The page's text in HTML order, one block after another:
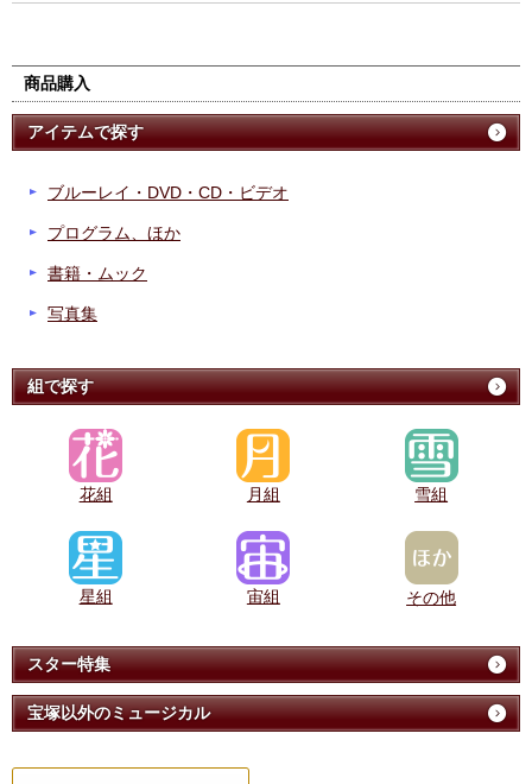
商品購入
アイテムで探す
ブルーレイ・DVD・CD・ビデオ
プログラム、ほか
書籍・ムック
写真集
組で探す
花組 月組 雪組
星組 宙組 その他
スター特集
宝塚以外のミュージカル